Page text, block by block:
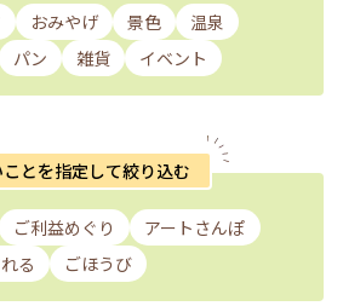
おみやげ 景色
温泉
パン 雑貨 イベント
ことを指定して絞り込む
ご利益めぐり
アートさんぽ
る ごほうび